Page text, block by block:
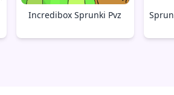
Incredibox Sprunki Pvz